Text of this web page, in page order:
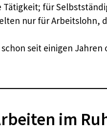
für
nur für
seit einigen
im